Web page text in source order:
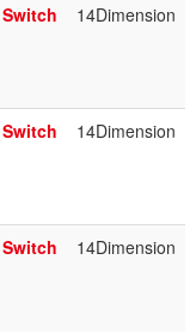
Switch 14Dimension
Switch 14Dimension
Switch 14Dimension